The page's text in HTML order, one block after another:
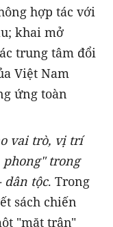
hợp tác với
khai mở
trung tâm đổi
Việt Nam
ứng toàn
vai trò, vị trí
trong
dân tộc. Trong
sách chiến
"mặt trận"